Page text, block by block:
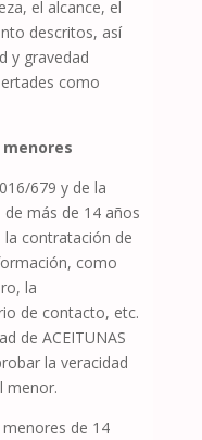
el alcance, el
descritos, así
y gravedad
como
679 y de la
más de 14 años
contratación de
como
la
de contacto, etc.
de ACEITUNAS
la veracidad
menor.
de 14